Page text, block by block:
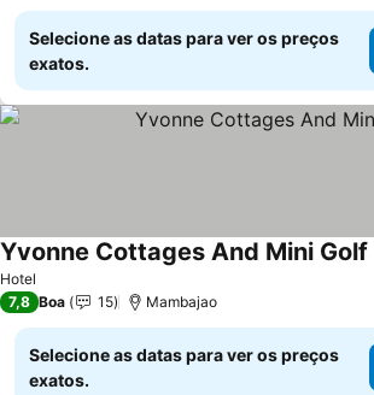
Selecione as datas para ver os preços
exatos.
Hotel
Yvonne Cottages And Mini Golf
7,8 Boa 15 Mambajao
Selecione as datas para ver os preços
exatos.